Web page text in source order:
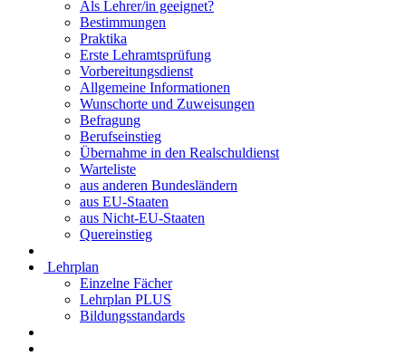
Als Lehrer/in geeignet?
Bestimmungen
Praktika
Erste Lehramtsprüfung
Vorbereitungsdienst
Allgemeine Informationen
Wunschorte und Zuweisungen
Befragung
Berufseinstieg
Übernahme in den Realschuldienst
Warteliste
aus anderen Bundesländern
aus EU-Staaten
aus Nicht-EU-Staaten
Quereinstieg
Lehrplan
Einzelne Fächer
Lehrplan PLUS
Bildungsstandards